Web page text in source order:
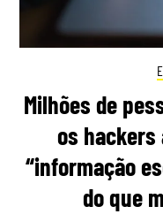
Milhões de
os hackers
“informação
do que